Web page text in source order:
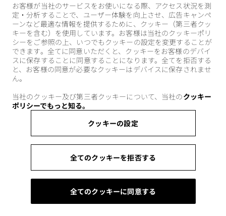
お客様が当社のサービスをお使いになる際、アクセス状況を測
定・分析することで、ユーザー体験を向上させ、広告キャンペ
ーンなど最適な情報を提供するために、クッキー（第三者クッ
キーを含む）を使用しています。お客様は当社のクッキーポリ
シーをご参照の上、いつでもクッキーの設定を変更することが
できます。全てに同意いただくと、クッキーをお客様のデバイ
スに保存することに同意することになります。全てを拒否する
と、お客様の同意が必要なクッキーはデバイスに保存されませ
ん。
当社のクッキー及び第三者クッキーについて、当社のクッキー
ポリシーでもっと知る。
クッキーの設定
全てのクッキーを拒否する
全てのクッキーに同意する